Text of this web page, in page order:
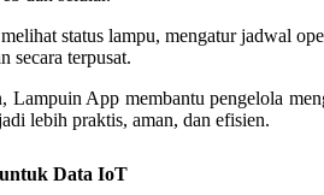
status lampu, mengatur jadwal
secara terpusat.
Lampuin App membantu pengelola
lebih praktis, aman, dan efisien.
Data IoT